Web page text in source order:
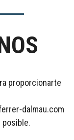
proporcionarte
dalmau.com